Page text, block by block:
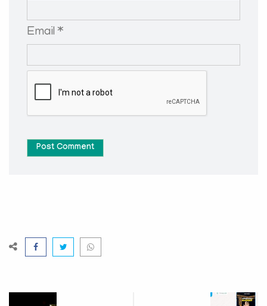
Email *
Post Comment